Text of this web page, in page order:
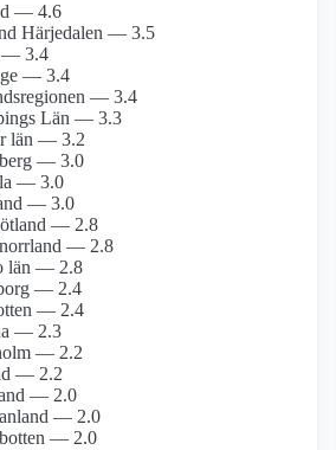
— 4.6
Härjedalen — 3.5
— 3.4
— 3.4
— 3.4
Län — 3.3
län — 3.2
— 3.0
— 3.0
— 3.0
— 2.8
— 2.8
län — 2.8
— 2.4
— 2.4
— 2.3
— 2.2
— 2.2
— 2.0
— 2.0
— 2.0